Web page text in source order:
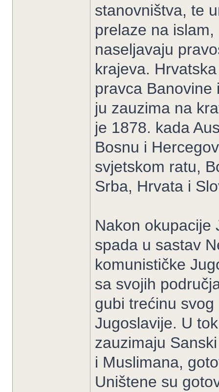
stanovništva, te
prelaze na
naseljavaju
krajeva.
pravca Banovine
ju zauzima na
je 1878. kada
Bosnu i
svjetskom ratu,
Srba, Hrvata i
Nakon okupacije
spada u sastav
komunističke
sa svojih
gubi trećinu
Jugoslavije. U
zauzimaju
i Muslimana,
Uništene su